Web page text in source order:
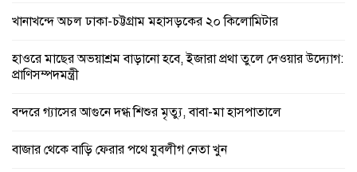
খানাখন্দে অচল ঢাকা-চট্টগ্রাম মহাসড়কের ২০ কিলোমিটার
হাওরে মাছের অভয়াশ্রম বাড়ানো হবে, ইজারা প্রথা তুলে দেওয়ার উদ্যোগ:
প্রাণিসম্পদমন্ত্রী
বন্দরে গ্যাসের আগুনে দগ্ধ শিশুর মৃত্যু, বাবা-মা হাসপাতালে
বাজার থেকে বাড়ি ফেরার পথে যুবলীগ নেতা খুন